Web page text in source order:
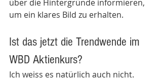
über die Hintergründe informieren,
um ein klares Bild zu erhalten.
Ist das jetzt die Trendwende im
WBD Aktienkurs?
Ich weiss es natürlich auch nicht.